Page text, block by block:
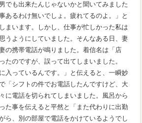
でも出来たんじゃないかと聞いてみました
あるわけ無いでしょ。疲れてるのよ。」と
まいます。しかし、仕事が忙しかった私は
うようにしていました。そんなある日、妻
の携帯電話が鳴りました。着信名は「店
たのですが、誤って出てしまいました。
入っているんです。」と伝えると、一瞬妙
「シフトの件でお電話したんですけど、大
に電話を切られてしまいました。風呂から
た事を伝えると平然と「また代わりに出勤
ら、別の部屋で電話をかけているようでし